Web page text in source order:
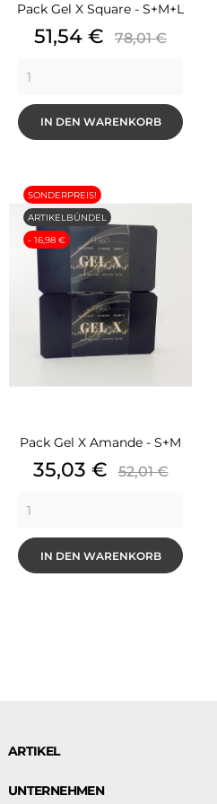
Pack Gel X Square - S+M+L
Preis
51,54 € Grundpreis
78,01 €
IN DEN WARENKORB
Pack Gel X Amande - S+M
Preis
35,03 € Grundpreis
52,01 €
IN DEN WARENKORB
SONDERPREIS!
ARTIKELBÜNDEL
- 16,98 €
ARTIKEL
UNTERNEHMEN